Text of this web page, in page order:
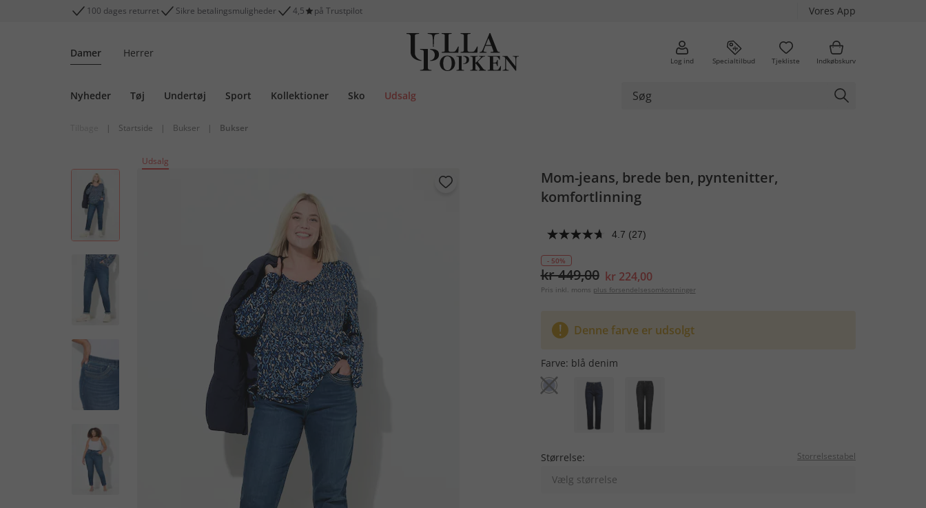
100 dages returret Sikre betalingsmuligheder 4,5 på Trustpilot Vores App
Damer Herrer
Log ind Specialtilbud Tjekliste Indkøbskurv
Nyheder Tøj Undertøj Sport Kollektioner Sko Udsalg
| Startside | Bukser | Bukser
Udsalg
Mom-jeans, brede ben, pyntenitter,
komfortlinning
4.7 (27)
- 50%
kr 449,00 kr 224,00
Pris inkl. moms plus forsendelsesomkostninger
Denne farve er udsolgt
Farve: blå denim
Størrelse: Storrelsestabel
Vælg størrelse